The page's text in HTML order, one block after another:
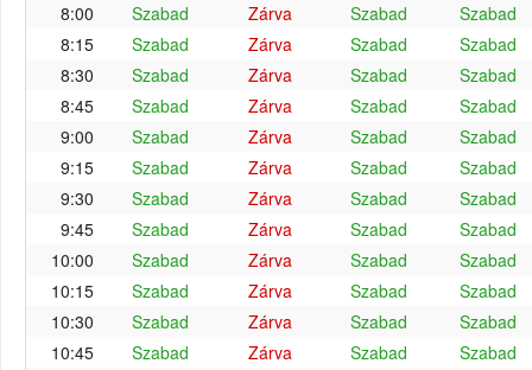
8:00
Szabad Zárva Szabad
Szabad
8:15
Szabad Zárva Szabad
Szabad
8:30
Szabad Zárva Szabad
Szabad
8:45
Szabad Zárva Szabad
Szabad
9:00
Szabad Zárva Szabad
Szabad
9:15
Szabad Zárva Szabad
Szabad
9:30
Szabad Zárva Szabad
Szabad
9:45
Szabad Zárva Szabad
Szabad
10:00
Szabad Zárva Szabad
Szabad
10:15
Szabad Zárva Szabad
Szabad
10:30
Szabad Zárva Szabad
Szabad
10:45
Szabad Zárva Szabad
Szabad